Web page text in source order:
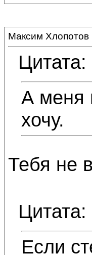
Максим Хлопотов
Цитата:
А меня
хочу.
Тебя не
Цитата:
Если